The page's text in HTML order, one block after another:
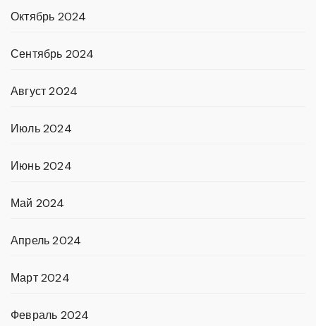
Октябрь 2024
Сентябрь 2024
Август 2024
Июль 2024
Июнь 2024
Май 2024
Апрель 2024
Март 2024
Февраль 2024